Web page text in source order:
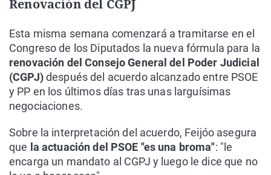
Renovación del CGPJ
Esta misma semana comenzará a tramitarse en el
Congreso de los Diputados la nueva fórmula para la
renovación del Consejo General del Poder Judicial
(CGPJ)después del acuerdo alcanzado entre PSOE
y PP en los últimos días tras unas larguísimas
negociaciones.
Sobre la interpretación del acuerdo, Feijóo asegura
que la actuación del PSOE "es una broma": "le
encarga un mandato al CGPJ y luego le dice que no